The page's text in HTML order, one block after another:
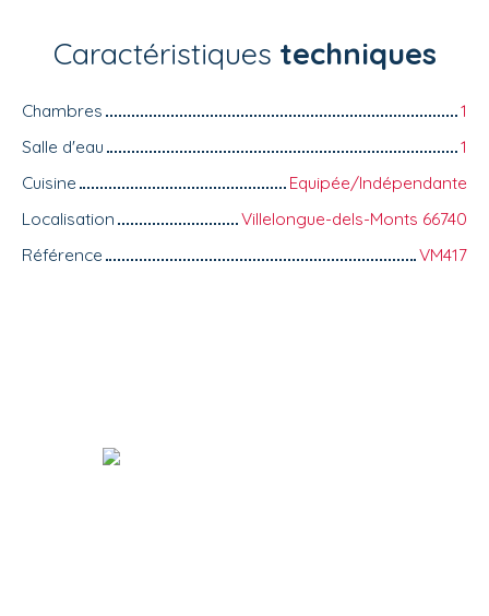
Caractéristiques techniques
Chambres
1
Salle d'eau
1
Cuisine
Equipée/Indépendante
Localisation
Villelongue-dels-Monts 66740
Référence
VM417